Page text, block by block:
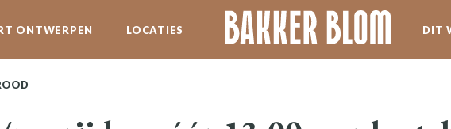
ONTWERPEN LOCATIES DIT
SERVICE
WERKEN BIJ